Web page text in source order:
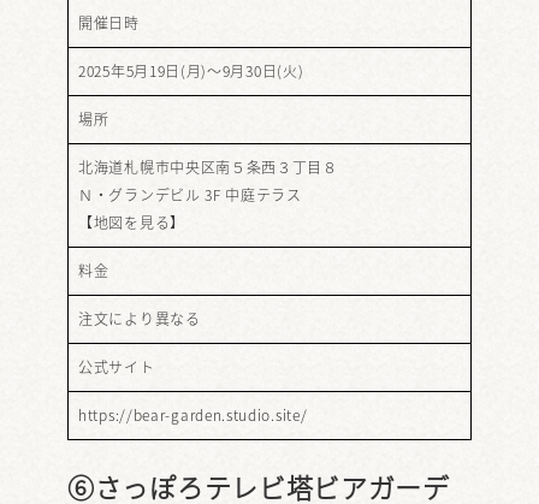
開催日時
2025年5月19日(月)～9月30日(火)
場所
北海道札幌市中央区南５条西３丁目８
Ｎ・グランデビル 3F 中庭テラス
【地図を見る】
料金
注文により異なる
公式サイト
https://bear-garden.studio.site/
⑥さっぽろテレビ塔ビアガーデ